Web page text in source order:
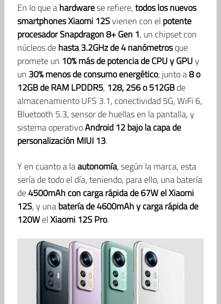
En lo que ahardwarese refiere,todos los nuevos
smartphones Xiaomi 12Svienen con el potente
procesador Snapdragon 8+ Gen 1, un chipset con
núcleos dehasta 3.2GHz de 4 nanómetrosque
promete un 10% más de potencia de CPU y GPUy
un 30% menos de consumo energético; junto a8 o
12GB de RAM LPDDR5, 128, 256 o 512GBde
almacenamiento UFS 3.1, conectividad 5G, WiFi 6,
Bluetooth 5.3, sensor de huellas en la pantalla, y
sistema operativoAndroid 12 bajo la capa de
personalización MIUI 13.
Y en cuanto a laautonomía, según la marca, esta
sería de todo el día, teniendo, para ello, una batería
de4500mAh con carga rápida de 67W el Xiaomi
12S, y unabatería de 4600mAh y carga rápida de
120WelXiaomi 12S Pro.